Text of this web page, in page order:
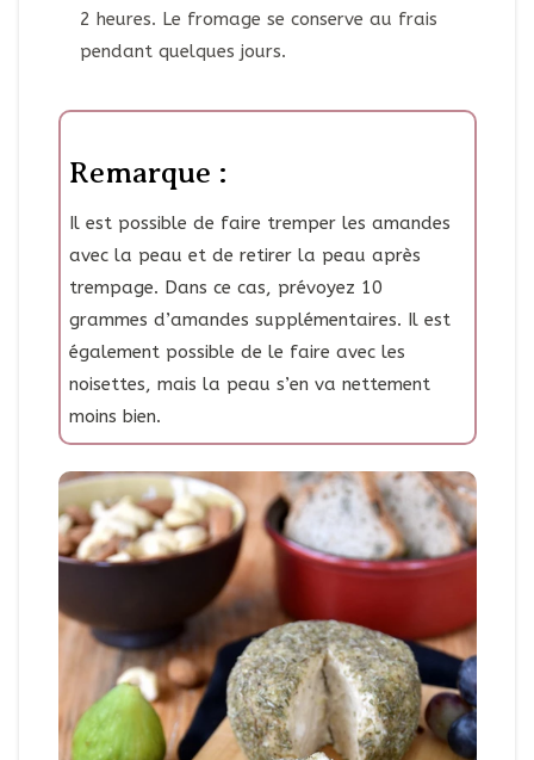
2 heures. Le fromage se conserve au frais
pendant quelques jours.
Remarque :
Il est possible de faire tremper les amandes
avec la peau et de retirer la peau après
trempage. Dans ce cas, prévoyez 10
grammes d’amandes supplémentaires. Il est
également possible de le faire avec les
noisettes, mais la peau s’en va nettement
moins bien.